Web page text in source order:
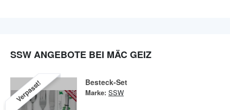
SSW ANGEBOTE BEI MÄC GEIZ
Verpasst! Besteck-Set
Marke: SSW